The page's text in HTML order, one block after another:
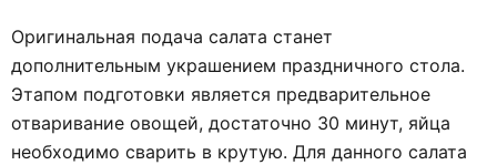
Оригинальная подача салата станет
дополнительным украшением праздничного стола.
Этапом подготовки является предварительное
отваривание овощей, достаточно 30 минут, яйца
необходимо сварить в крутую. Для данного салата